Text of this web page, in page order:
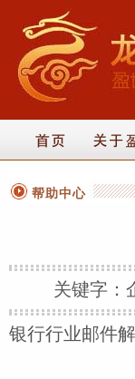
帮助中心
关键字
银行行业邮件